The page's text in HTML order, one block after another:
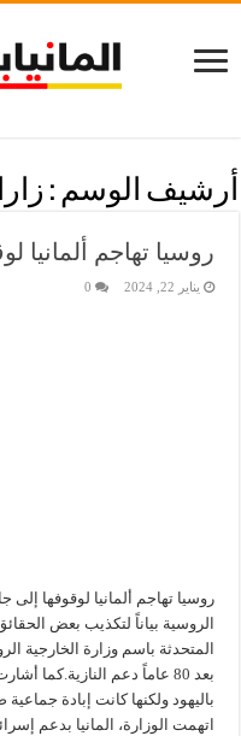
أرشيف الوسم :
روسيا تهاجم ألمانيا
يناير 22, 2024 0
روسيا تهاجم ألمانيا لوقوفها
الروسية بياناً لتكذيب بعض
المتحدثة باسم وزارة الخارجية
بعد 80 عاماً دعم
باليهود ولكنها كانت إبادة
اتهمت الوزارة، المانيا بدعم